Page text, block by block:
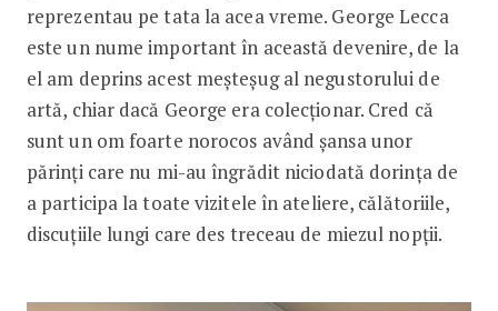
reprezentau pe tata la acea vreme. George Lecca
este un nume important în această devenire, de la
el am deprins acest meșteșug al negustorului de
artă, chiar dacă George era colecționar. Cred că
sunt un om foarte norocos având șansa unor
părinți care nu mi-au îngrădit niciodată dorința de
a participa la toate vizitele în ateliere, călătoriile,
discuțiile lungi care des treceau de miezul nopții.